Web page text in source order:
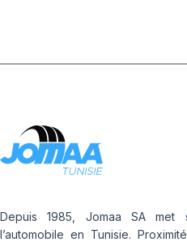
Depuis 1985, Jomaa SA
l’automobile en Tunisie.